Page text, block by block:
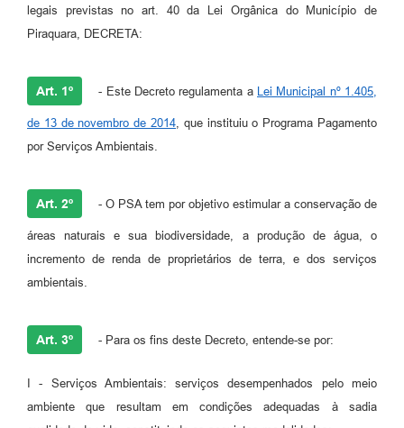
legais previstas no art. 40 da Lei Orgânica do Município de
Piraquara, DECRETA:
Art. 1º - Este Decreto regulamenta a Lei Municipal nº 1.405,
de 13 de novembro de 2014, que instituiu o Programa Pagamento
por Serviços Ambientais.
Art. 2º - O PSA tem por objetivo estimular a conservação de
áreas naturais e sua biodiversidade, a produção de água, o
incremento de renda de proprietários de terra, e dos serviços
ambientais.
Art. 3º - Para os fins deste Decreto, entende-se por:
I - Serviços Ambientais: serviços desempenhados pelo meio
ambiente que resultam em condições adequadas à sadia